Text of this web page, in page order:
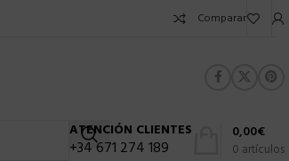
Comparar
ATENCIÓN CLIENTES
+34 671 274 189 0 artículos
0,00€